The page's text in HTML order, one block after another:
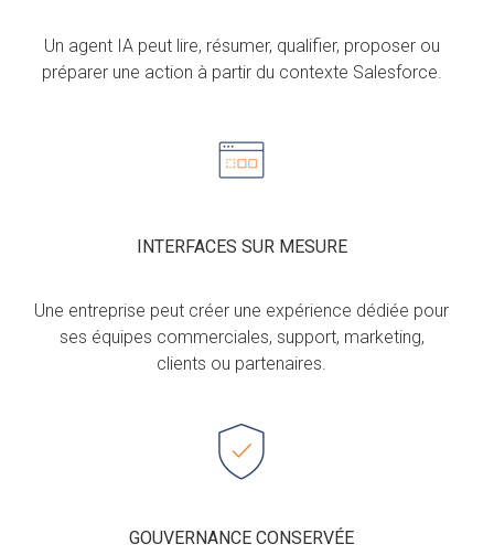
Un agent IA peut lire, résumer, qualifier, proposer ou
préparer une action à partir du contexte Salesforce.
INTERFACES SUR MESURE
Une entreprise peut créer une expérience dédiée pour
ses équipes commerciales, support, marketing,
clients ou partenaires.
GOUVERNANCE CONSERVÉE